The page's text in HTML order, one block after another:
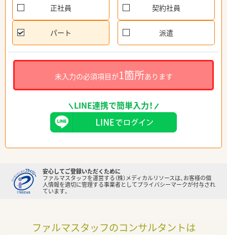
正社員 契約社員
パート 派遣
未入力の必須項目が1箇所あります
LINE連携で簡単入力！
安心してご登録いただくために
ファルマスタッフを運営する（株）メディカルリソースは、お客様の個
人情報を適切に管理する事業者としてプライバシーマークが付与され
ています。
ファルマスタッフのコンサルタントは